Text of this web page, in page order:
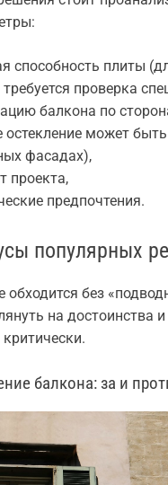
способность плиты
проверка
балкона по
остекление может
фасадах),
проекта,
предпочтения.
популярных
обходится без
на достоинства
балкона: за и